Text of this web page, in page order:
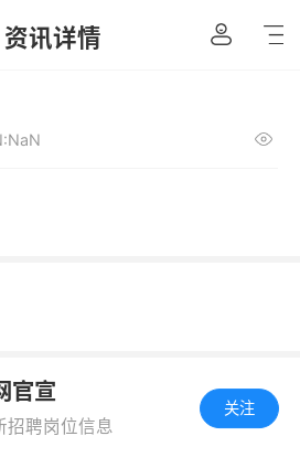
资讯详情
官宣
招聘岗位信息
关注